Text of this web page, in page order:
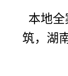
本地
筑，湖